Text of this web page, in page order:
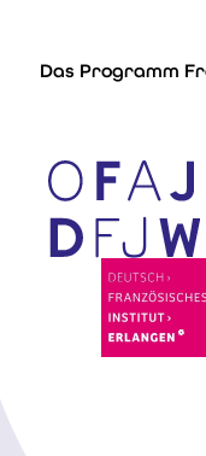
Das Programm